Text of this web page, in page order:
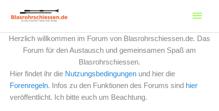
Inhalt
Herzlich willkommen im Forum von Blasrohrschiessen.de. Das
Forum für den Austausch und gemeinsamen Spaß am
Blasrohrschiessen.
Hier findet ihr die Nutzungsbedingungen und hier die
Forenregeln. Infos zu den Funktionen des Forums sind hier
veröffentlicht. Ich bitte euch um Beachtung.